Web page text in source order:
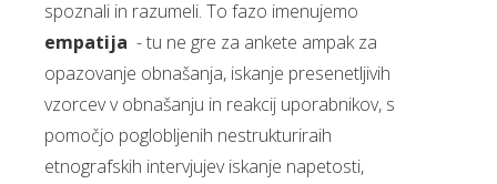
spoznali in razumeli. To fazo imenujemo
empatija - tu ne gre za ankete ampak za
opazovanje obnašanja, iskanje presenetljivih
vzorcev v obnašanju in reakcij uporabnikov, s
pomočjo poglobljenih nestrukturiraih
etnografskih intervjujev iskanje napetosti,